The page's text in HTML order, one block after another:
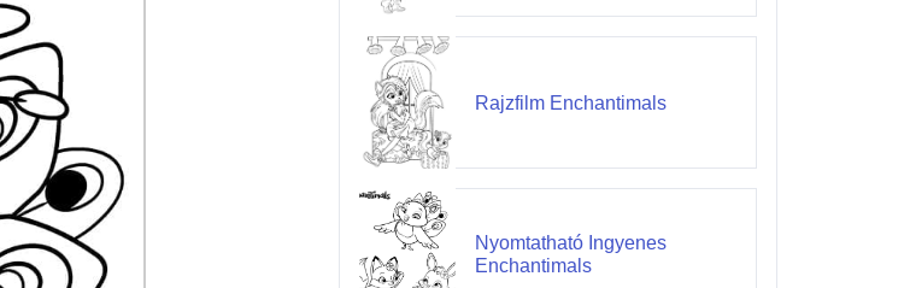
Rajzfilm Enchantimals
Nyomtatható Ingyenes
Enchantimals